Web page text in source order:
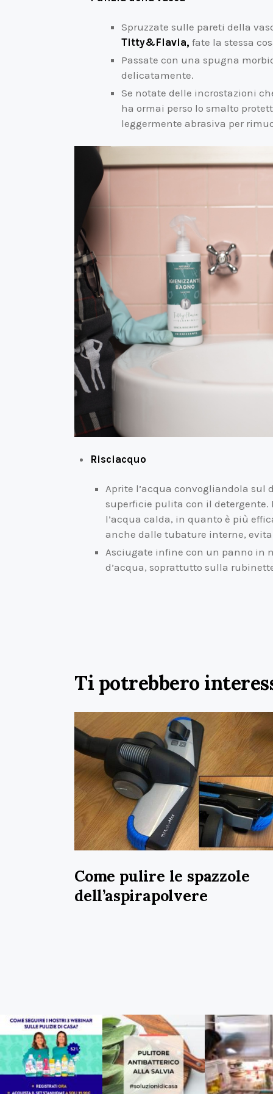
Spruzzate sulle pareti della
Titty&Flavia, fate la stessa
Passate con una spugna
delicatamente.
Se notate delle incrostazioni
ha ormai perso lo smalto
leggermente abrasiva per
Risciacquo
Aprite l’acqua convogliandola sul
superficie pulita con il
l’acqua calda, in quanto è più
anche dalle tubature interne,
Asciugate infine con un panno in
d’acqua, soprattutto sulla
Ti potrebbero
Come pulire le spazzole
dell’aspirapolvere